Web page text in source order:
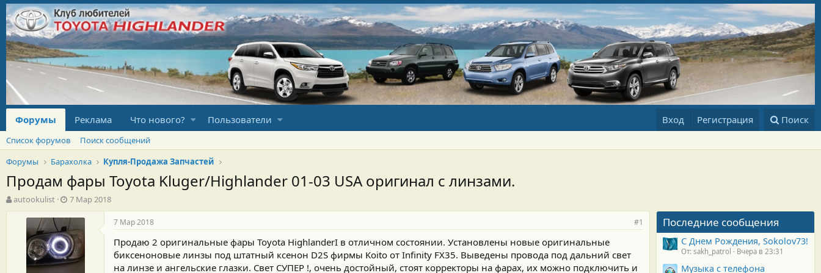
Форумы Реклама Что нового? Пользователи Вход Регистрация Поиск
Список форумов
Поиск сообщений
Форумы
Барахолка Купля-Продажа Запчастей
Продам фары Toyota Kluger/Highlander 01-03 USA оригинал с линзами.
А
в
autookulist
Д
а
т
а
н
а
ч
7 Мар 2018
7 Мар 2018 #1
Продаю 2 оригинальные фары Toyota HighlanderI в отличном состоянии. Установлены новые оригинальные
биксеноновые линзы под штатный ксенон D2S фирмы Koito от Infinity FX35. Выведены провода под дальний свет
на линзе и ангельские глазки. Свет СУПЕР !, очень достойный, стоят корректоры на фарах, их можно подключить и
Последние сообщения
С Днем Рождения, Sokolov73!
От: sakh_patrol Вчера в 23:31
Музыка с телефона